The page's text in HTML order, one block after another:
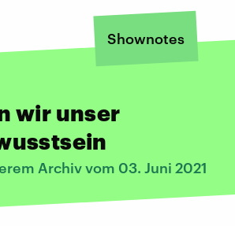
Shownotes
wir unser
Archiv vom 03. Juni 2021